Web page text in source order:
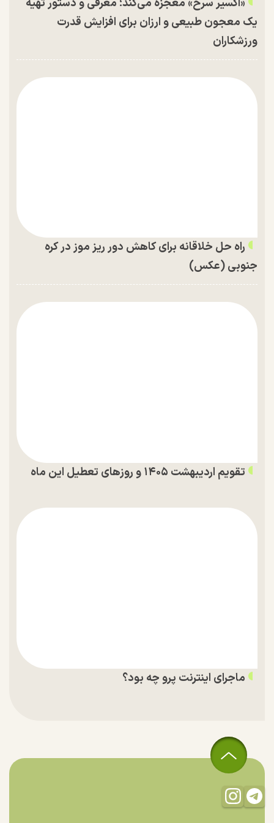
یک معجون طبیعی و ارزان برای افزایش قدرت
ورزشکاران
راه حل خلاقانه برای کاهش دور ریز موز در کره
جنوبی (عکس)
تقویم اردیبهشت ۱۴۰۵ و روز‌های تعطیل این ماه
ماجرای اینترنت پرو چه بود؟